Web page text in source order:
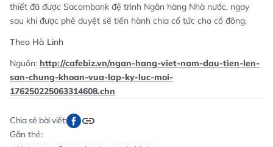
thiết đã được Sacombank đệ trình Ngân hàng Nhà nước, ngay
sau khi được phê duyệt sẽ tiến hành chia cổ tức cho cổ đông.
Theo Hà Linh
Nguồn: http://cafebiz.vn/ngan-hang-viet-nam-dau-tien-len-
san-chung-khoan-vua-lap-ky-luc-moi-
176250225063314608.chn
Chia sẻ bài viết:
Gắn thẻ: